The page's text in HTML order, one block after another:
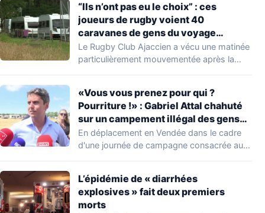
“Ils n’ont pas eu le choix” : ces
joueurs de rugby voient 40
caravanes de gens du voyage
s’installer dans leur stade, ils les
délogent en moins d’1 heure
Le Rugby Club Ajaccien a vécu une matinée
particulièrement mouvementée après la
«Vous vous prenez pour qui ?
Pourriture !» : Gabriel Attal chahuté
sur un campement illégal des gens
du voyage
En déplacement en Vendée dans le cadre
d'une journée de campagne consacrée aux
L’épidémie de « diarrhées
explosives » fait deux premiers
morts